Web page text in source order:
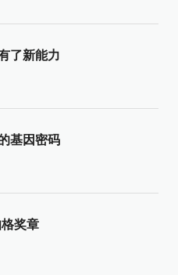
了新能力
基因密码
奖章